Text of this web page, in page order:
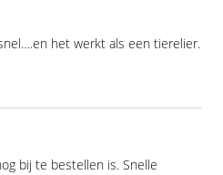
het werkt als een tierelier.
bij te bestellen is. Snelle